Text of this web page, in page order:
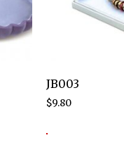
JB003
$9.80